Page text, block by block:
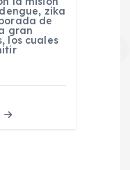
zika
de
gran
los cuales